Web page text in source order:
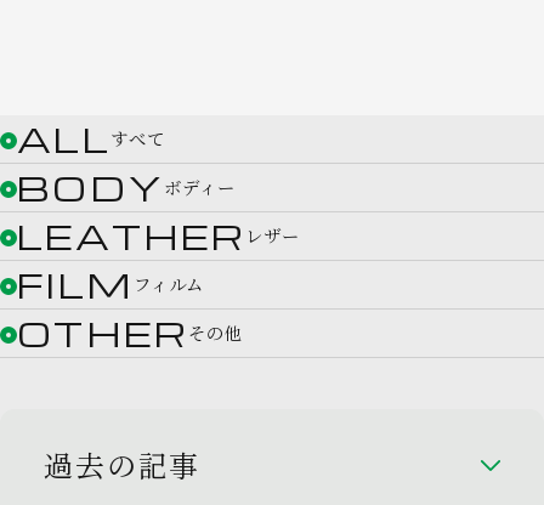
ALL すべて
BODY ボディー
LEATHER レザー
FILM フィルム
OTHER その他
過去の記事